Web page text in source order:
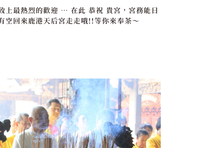
上最熱烈的歡迎 … 在此 恭祝 貴宮，宮務能日
空回來鹿港天后宮走走哦!!等你來奉茶～